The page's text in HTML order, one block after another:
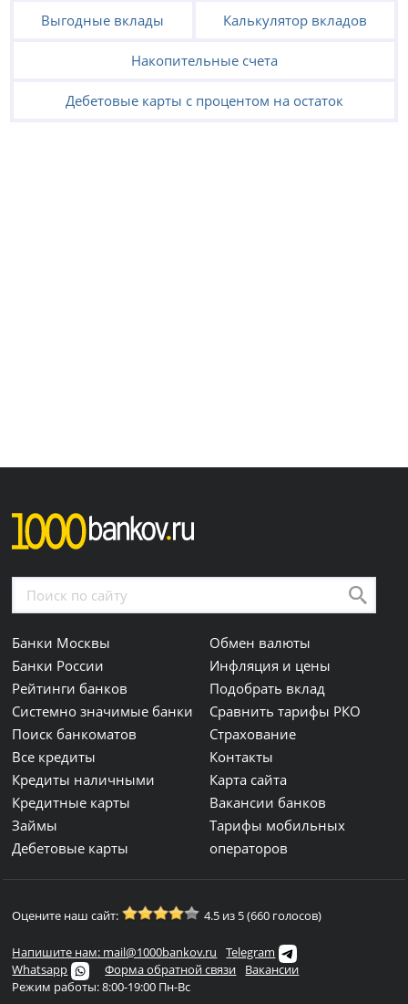
Выгодные вклады Калькулятор вкладов
Накопительные счета
Дебетовые карты с процентом на остаток
Банки Москвы
Банки России
Рейтинги банков
Системно значимые банки
Поиск банкоматов
Все кредиты
Кредиты наличными
Кредитные карты
Займы
Дебетовые карты
Обмен валюты
Инфляция и цены
Подобрать вклад
Сравнить тарифы РКО
Страхование
Контакты
Карта сайта
Вакансии банков
Тарифы мобильных
операторов
Оцените наш сайт: 4.5 из 5 (660 голосов)
Напишите нам: mail@1000bankov.ru
Telegram
Whatsapp
Форма обратной связи
Вакансии
Режим работы: 8:00-19:00 Пн-Вс